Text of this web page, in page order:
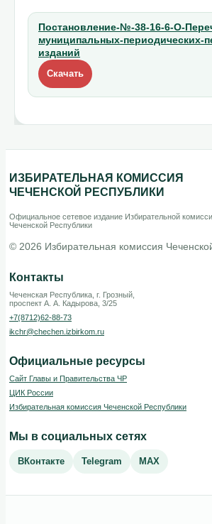
Постановление-№-38-16-6-О-
муниципальных-периодических-
изданий
Скачать
ИЗБИРАТЕЛЬНАЯ КОМИССИЯ
ЧЕЧЕНСКОЙ РЕСПУБЛИКИ
Официальное сетевое издание Избирательной
Чеченской Республики
© 2026 Избирательная комиссия
Контакты
Чеченская Республика, г. Грозный,
проспект А. А. Кадырова, 3/25
+7(8712)62-88-73
ikchr@chechen.izbirkom.ru
Официальные ресурсы
Сайт Главы и Правительства ЧР
ЦИК России
Избирательная комиссия Чеченской Республики
Мы в социальных сетях
ВКонтакте Telegram MAX